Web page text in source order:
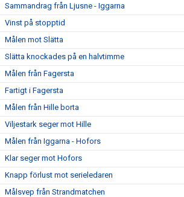
Sammandrag från Ljusne - Iggarna
Vinst på stopptid
Målen mot Slätta
Slätta knockades på en halvtimme
Målen från Fagersta
Fartigt i Fagersta
Målen från Hille borta
Viljestark seger mot Hille
Målen från Iggarna - Hofors
Klar seger mot Hofors
Knapp förlust mot serieledaren
Målsvep från Strandmatchen